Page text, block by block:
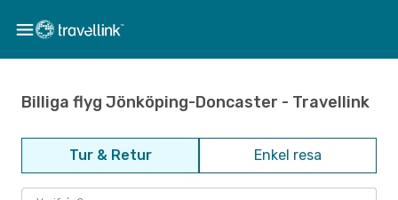
Billiga flyg Jönköping-Doncaster - Travellink
Tur & Retur Enkel resa